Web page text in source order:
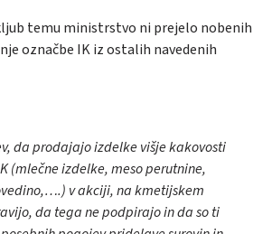
temu ministrstvo ni prejelo nobenih
označbe IK iz ostalih navedenih
da prodajajo izdelke višje kakovosti
(mlečne izdelke, meso perutnine,
v akciji, na kmetijskem
da tega ne podpirajo in da so ti